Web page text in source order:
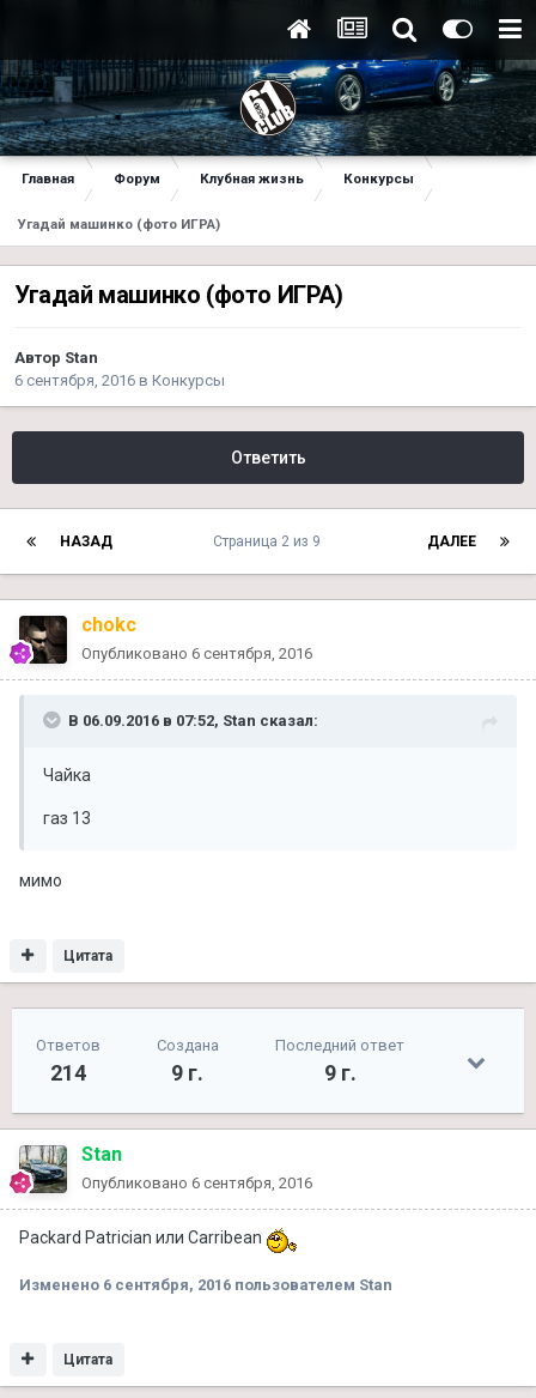
Главная Форум Клубная жизнь Конкурсы
Угадай машинко (фото ИГРА)
Угадай машинко (фото ИГРА)
Автор Stan
6 сентября, 2016 в Конкурсы
Ответить
НАЗАД ДАЛЕЕ
Страница 2 из 9
chokc
Опубликовано 6 сентября, 2016
В 06.09.2016 в 07:52, Stan сказал:
Чайка
газ 13
мимо
Цитата
Ответов
214
Создана
9 г.
Последний ответ
9 г.
Stan
Опубликовано 6 сентября, 2016
Packard Patrician или Carribean
Изменено 6 сентября, 2016 пользователем Stan
Цитата